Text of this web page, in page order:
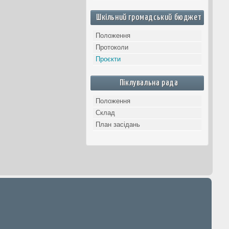
Шкільний громадський бюджет
Положення
Протоколи
Проєкти
Піклувальна рада
Положення
Склад
План засідань